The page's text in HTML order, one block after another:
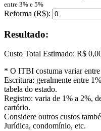
entre 3% e 5%
Reforma (R$):
Resultado:
Custo Total Estimado: R$
* O ITBI costuma variar
Escritura: geralmente entre
tabela do estado.
Registro: varia de 1% a 2%,
cartório.
Considere outros custos
Jurídica, condomínio, etc.